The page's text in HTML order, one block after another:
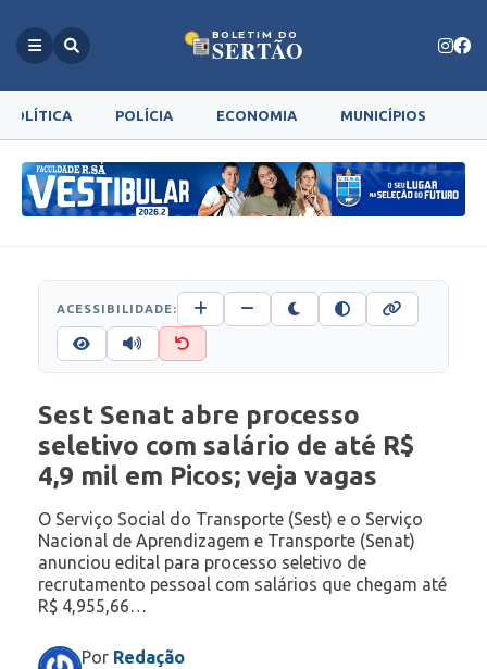
BOLETIM DO
SERTÃO
POLÍTICA POLÍCIA ECONOMIA MUNICÍPIOS
ACESSIBILIDADE:
Sest Senat abre processo
seletivo com salário de até R$
4,9 mil em Picos; veja vagas
O Serviço Social do Transporte (Sest) e o Serviço
Nacional de Aprendizagem e Transporte (Senat)
anunciou edital para processo seletivo de
recrutamento pessoal com salários que chegam até
R$ 4,955,66…
Por Redação